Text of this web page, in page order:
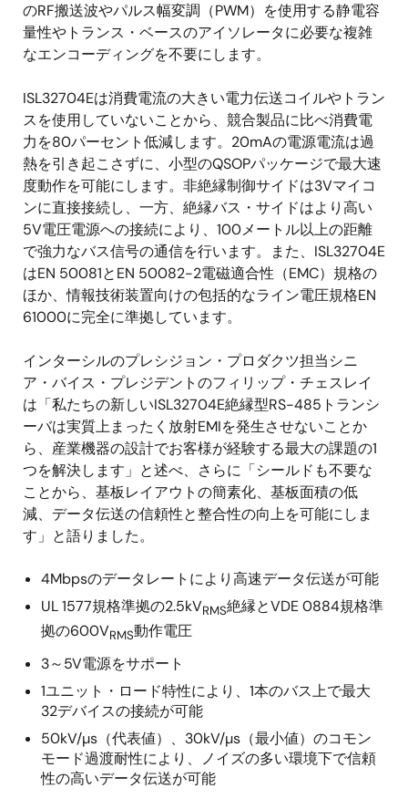
のRF搬送波やパルス幅変調（PWM）を使用する静電容
量性やトランス・ベースのアイソレータに必要な複雑
なエンコーディングを不要にします。
ISL32704Eは消費電流の大きい電力伝送コイルやトラン
スを使用していないことから、競合製品に比べ消費電
力を80パーセント低減します。20mAの電源電流は過
熱を引き起こさずに、小型のQSOPパッケージで最大速
度動作を可能にします。非絶縁制御サイドは3Vマイコ
ンに直接接続し、一方、絶縁バス・サイドはより高い
5V電圧電源への接続により、100メートル以上の距離
で強力なバス信号の通信を行います。また、ISL32704E
はEN 50081とEN 50082-2電磁適合性（EMC）規格の
ほか、情報技術装置向けの包括的なライン電圧規格EN
61000に完全に準拠しています。
インターシルのプレシジョン・プロダクツ担当シニ
ア・バイス・プレジデントのフィリップ・チェスレイ
は「私たちの新しいISL32704E絶縁型RS-485トランシ
ーバは実質上まったく放射EMIを発生させないことか
ら、産業機器の設計でお客様が経験する最大の課題の1
つを解決します」と述べ、さらに「シールドも不要な
ことから、基板レイアウトの簡素化、基板面積の低
減、データ伝送の信頼性と整合性の向上を可能にしま
す」と語りました。
4Mbpsのデータレートにより高速データ伝送が可能
UL 1577規格準拠の2.5kVRMS絶縁とVDE 0884規格準
拠の600VRMS動作電圧
3～5V電源をサポート
1ユニット・ロード特性により、1本のバス上で最大
32デバイスの接続が可能
50kV/µs（代表値）、30kV/µs（最小値）のコモン
モード過渡耐性により、ノイズの多い環境下で信頼
性の高いデータ伝送が可能